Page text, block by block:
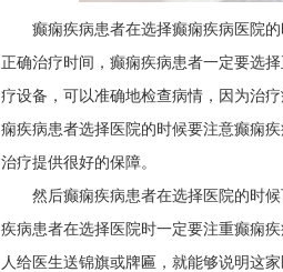
癫痫疾病患者在选择癫痫疾病医院
正确治疗时间，癫痫疾病患者一定要选
疗设备，可以准确地检查病情，因为治
痫疾病患者选择医院的时候要注意癫痫
治疗提供很好的保障。
然后癫痫疾病患者在选择医院的时
疾病患者在选择医院时一定要注重癫痫
人给医生送锦旗或牌匾，就能够说明这